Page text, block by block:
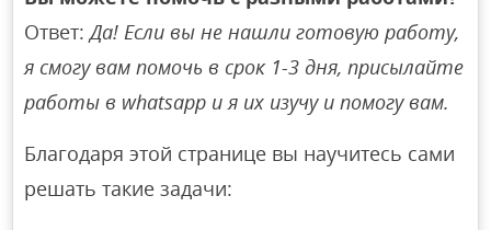
Ответ:Да! Если вы не нашли готовую работу,
я смогу вам помочь в срок 1-3 дня, присылайте
работы в whatsapp и я их изучу и помогу вам.
Благодаря этой странице вы научитесь сами
решать такие задачи: